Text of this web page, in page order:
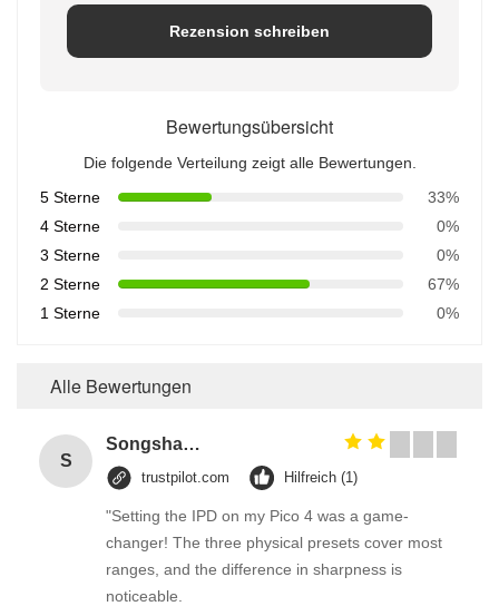
Rezension schreiben
Bewertungsübersicht
Die folgende Verteilung zeigt alle Bewertungen.
5 Sterne
33%
4 Sterne
0%
3 Sterne
0%
2 Sterne
67%
1 Sterne
0%
Alle Bewertungen
S
Songshang
trustpilot.com Hilfreich (1)
"Setting the IPD on my Pico 4 was a game-
changer! The three physical presets cover most
ranges, and the difference in sharpness is
noticeable.